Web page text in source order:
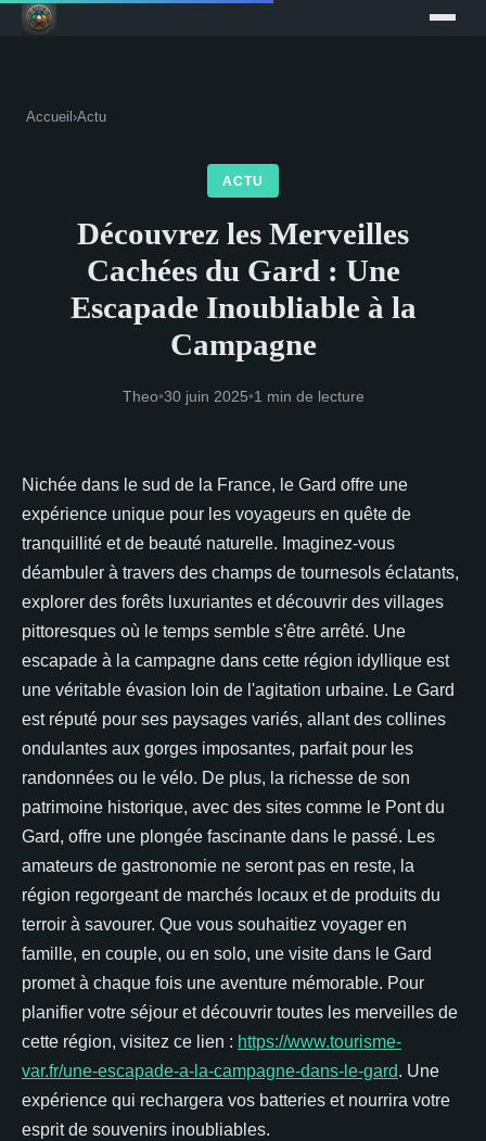
Accueil ›Actu
ACTU
Découvrez les Merveilles
Cachées du Gard : Une
Escapade Inoubliable à la
Campagne
Theo•30 juin 2025•1 min de lecture
Nichée dans le sud de la France, le Gard offre une
expérience unique pour les voyageurs en quête de
tranquillité et de beauté naturelle. Imaginez-vous
déambuler à travers des champs de tournesols éclatants,
explorer des forêts luxuriantes et découvrir des villages
pittoresques où le temps semble s'être arrêté. Une
escapade à la campagne dans cette région idyllique est
une véritable évasion loin de l'agitation urbaine. Le Gard
est réputé pour ses paysages variés, allant des collines
ondulantes aux gorges imposantes, parfait pour les
randonnées ou le vélo. De plus, la richesse de son
patrimoine historique, avec des sites comme le Pont du
Gard, offre une plongée fascinante dans le passé. Les
amateurs de gastronomie ne seront pas en reste, la
région regorgeant de marchés locaux et de produits du
terroir à savourer. Que vous souhaitiez voyager en
famille, en couple, ou en solo, une visite dans le Gard
promet à chaque fois une aventure mémorable. Pour
planifier votre séjour et découvrir toutes les merveilles de
cette région, visitez ce lien : https://www.tourisme-
var.fr/une-escapade-a-la-campagne-dans-le-gard. Une
expérience qui rechargera vos batteries et nourrira votre
esprit de souvenirs inoubliables.